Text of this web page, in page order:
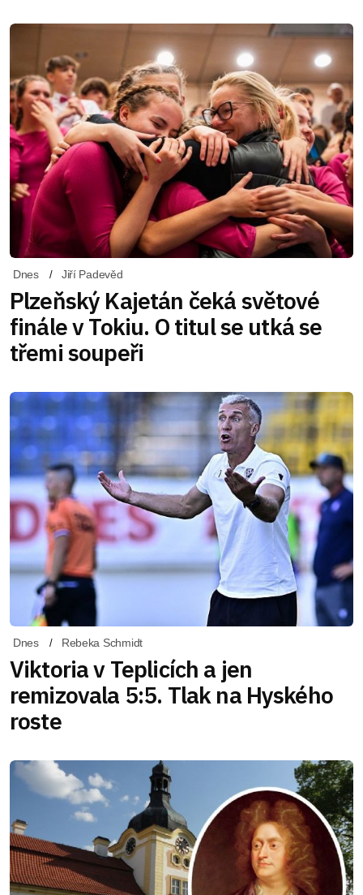
Dnes Jiří Padevěd
Plzeňský Kajetán čeká světové
finále v Tokiu. O titul se utká se
třemi soupeři
Dnes Rebeka Schmidt
Viktoria v Teplicích a jen
remizovala 5:5. Tlak na Hyského
roste